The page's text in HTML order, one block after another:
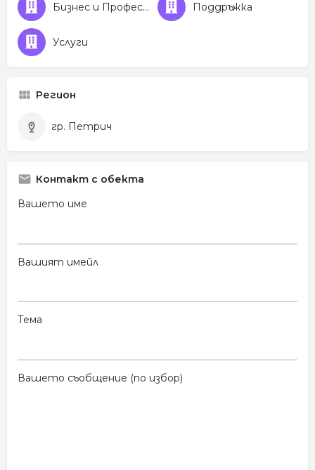
Бизнес и Професионални услуги Поддръжка
Услуги
Регион
гр. Петрич
Контакт с обекта
Вашето име
Вашият имейл
Тема
Вашето съобщение (по избор)